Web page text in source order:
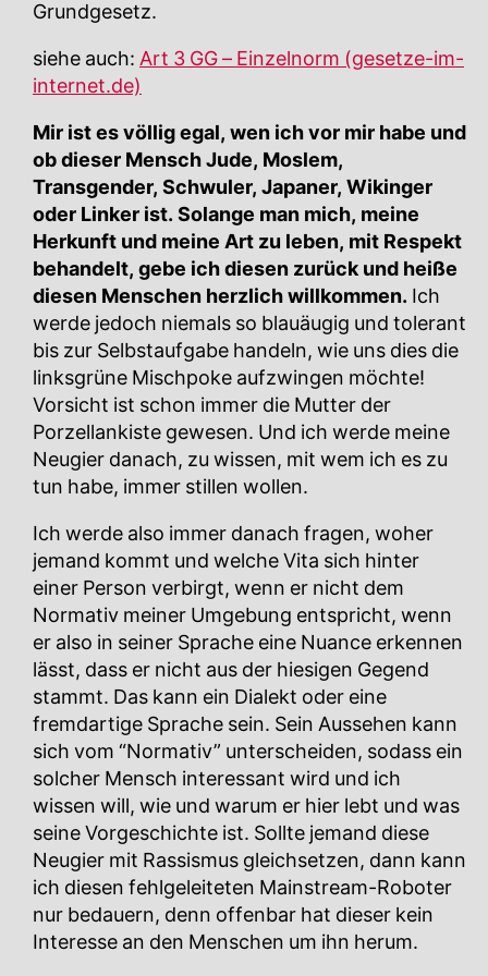
Grundgesetz.
siehe auch: Art 3 GG – Einzelnorm (gesetze-im-
internet.de)
Mir ist es völlig egal, wen ich vor mir habe und
ob dieser Mensch Jude, Moslem,
Transgender, Schwuler, Japaner, Wikinger
oder Linker ist. Solange man mich, meine
Herkunft und meine Art zu leben, mit Respekt
behandelt, gebe ich diesen zurück und heiße
diesen Menschen herzlich willkommen. Ich
werde jedoch niemals so blauäugig und tolerant
bis zur Selbstaufgabe handeln, wie uns dies die
linksgrüne Mischpoke aufzwingen möchte!
Vorsicht ist schon immer die Mutter der
Porzellankiste gewesen. Und ich werde meine
Neugier danach, zu wissen, mit wem ich es zu
tun habe, immer stillen wollen.
Ich werde also immer danach fragen, woher
jemand kommt und welche Vita sich hinter
einer Person verbirgt, wenn er nicht dem
Normativ meiner Umgebung entspricht, wenn
er also in seiner Sprache eine Nuance erkennen
lässt, dass er nicht aus der hiesigen Gegend
stammt. Das kann ein Dialekt oder eine
fremdartige Sprache sein. Sein Aussehen kann
sich vom “Normativ” unterscheiden, sodass ein
solcher Mensch interessant wird und ich
wissen will, wie und warum er hier lebt und was
seine Vorgeschichte ist. Sollte jemand diese
Neugier mit Rassismus gleichsetzen, dann kann
ich diesen fehlgeleiteten Mainstream-Roboter
nur bedauern, denn offenbar hat dieser kein
Interesse an den Menschen um ihn herum.